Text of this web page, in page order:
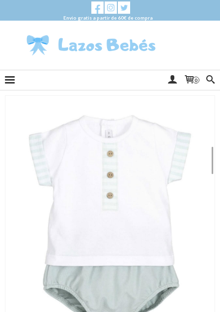
Envio gratis a partir de 60€ de compra
0